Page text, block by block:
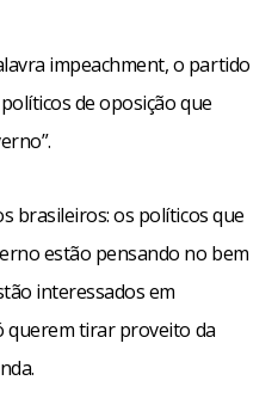
impeachment, o partido
de oposição que
brasileiros: os políticos que
estão pensando no bem
interessados em
querem tirar proveito da